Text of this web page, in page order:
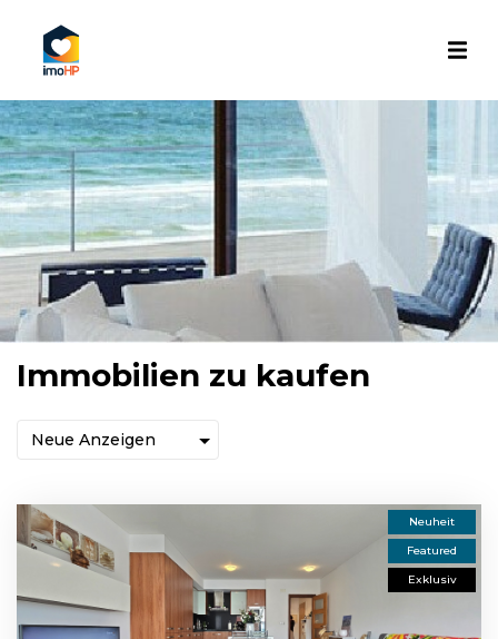
Immobilien zu kaufen
Neuheit
Featured
Exklusiv